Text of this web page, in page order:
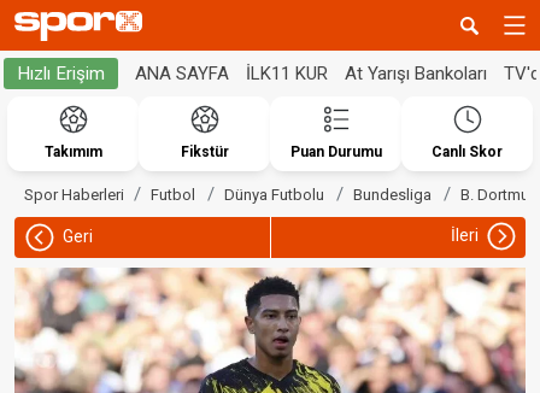
Hızlı Erişim ANA SAYFA İLK11 KUR At Yarışı Bankoları
Takımım Fikstür Puan Durumu Canlı Skor
Spor Haberleri Futbol Dünya Futbolu Bundesliga B.
Geri İleri